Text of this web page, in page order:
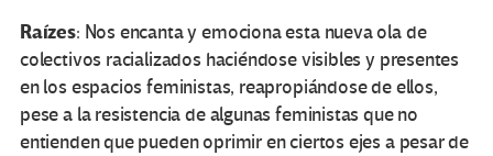
Raízes: Nos encanta y emociona esta nueva ola de
colectivos racializados haciéndose visibles y presentes
en los espacios feministas, reapropiándose de ellos,
pese a la resistencia de algunas feministas que no
entienden que pueden oprimir en ciertos ejes a pesar de